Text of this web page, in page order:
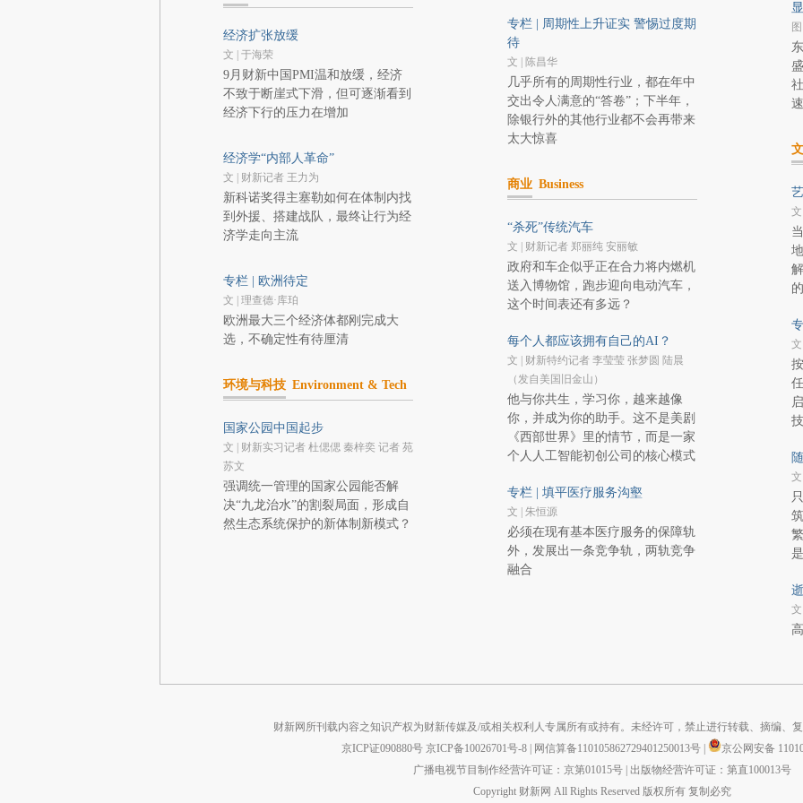
经济扩张放缓
文 | 于海荣
9月财新中国PMI温和放缓，经济
不致于断崖式下滑，但可逐渐看到
经济下行的压力在增加
经济学“内部人革命”
文 | 财新记者 王力为
新科诺奖得主塞勒如何在体制内找
到外援、搭建战队，最终让行为经
济学走向主流
专栏 | 欧洲待定
文 | 理查德·库珀
欧洲最大三个经济体都刚完成大
选，不确定性有待厘清
环境与科技 Environment & Tech
国家公园中国起步
文 | 财新实习记者 杜偲偲 秦梓奕 记者 苑
苏文
强调统一管理的国家公园能否解
决“九龙治水”的割裂局面，形成自
然生态系统保护的新体制新模式？
专栏 | 周期性上升证实 警惕过度期
待
文 | 陈昌华
几乎所有的周期性行业，都在年中
交出令人满意的“答卷”；下半年，
除银行外的其他行业都不会再带来
太大惊喜
商业 Business
“杀死”传统汽车
文 | 财新记者 郑丽纯 安丽敏
政府和车企似乎正在合力将内燃机
送入博物馆，跑步迎向电动汽车，
这个时间表还有多远？
每个人都应该拥有自己的AI？
文 | 财新特约记者 李莹莹 张梦圆 陆晨
（发自美国旧金山）
他与你共生，学习你，越来越像
你，并成为你的助手。这不是美剧
《西部世界》里的情节，而是一家
个人人工智能初创公司的核心模式
专栏 | 填平医疗服务沟壑
文 | 朱恒源
必须在现有基本医疗服务的保障轨
外，发展出一条竞争轨，两轨竞争
融合
财新网所刊载内容之知识产权为财新传媒及/或相关权利人专属所有或持有。未经许可，禁止进行转载、摘编、
京ICP证090880号 京ICP备10026701号-8 网信算备110105862729401250013号
京公网安备
广播电视节目制作经营许可证：京第01015号 出版物经营许可证：第直100013号
Copyright 财新网 All Rights Reserved 版权所有 复制必究